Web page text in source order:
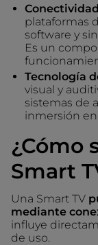
plataformas
software y
Es un
Tecnología
visual y
sistemas de
inmersión
¿Cómo
Smart
Una Smart TV
mediante
influye
de uso.